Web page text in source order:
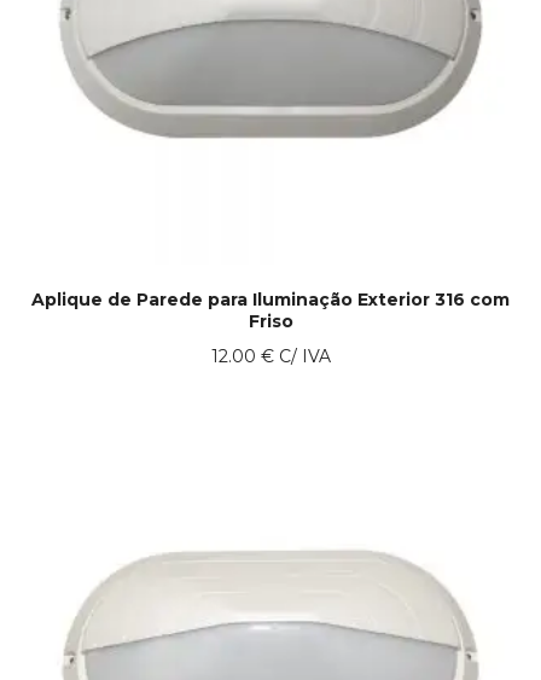
Aplique de Parede para Iluminação Exterior 316 com
Friso
12.00 €C/ IVA